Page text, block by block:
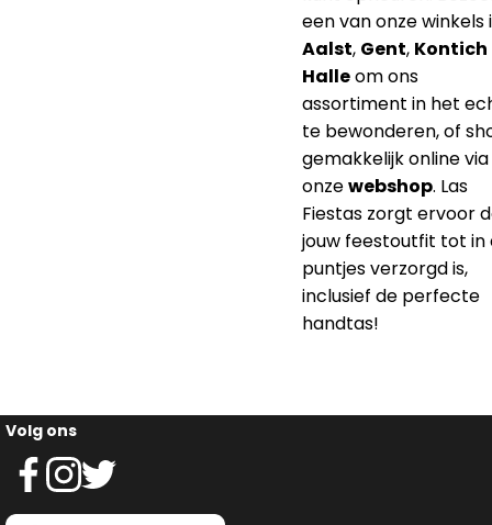
een van onze winkels
Aalst, Gent, Kontich
Halleom ons
assortiment in het
te bewonderen, of
gemakkelijk online via
onzewebshop. Las
Fiestas zorgt ervoor
jouw feestoutfit tot in
puntjes verzorgd is,
inclusief de perfecte
handtas!
Volg ons